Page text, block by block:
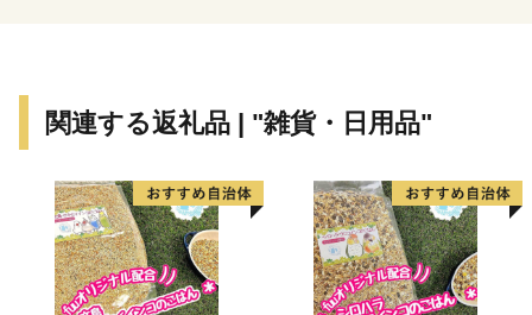
関連する返礼品 | "雑貨・日用品"